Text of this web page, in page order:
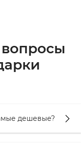
Настоящие
всегда
дешевые?